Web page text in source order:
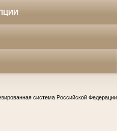
система Российской